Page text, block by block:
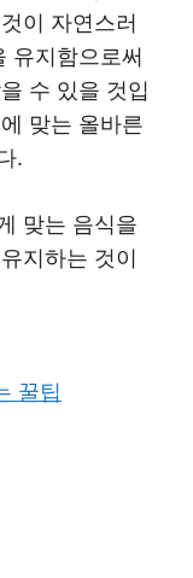
이 자연스러
유지함으로써
수 있을 것입
맞는 올바른
.
맞는 음식을
지하는 것이
꿀팁